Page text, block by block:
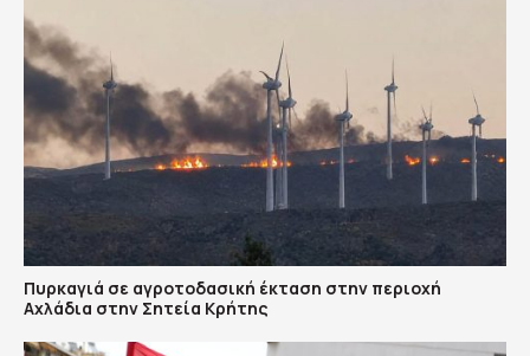
Πυρκαγιά σε αγροτοδασική έκταση στην περιοχή
Αχλάδια στην Σητεία Κρήτης